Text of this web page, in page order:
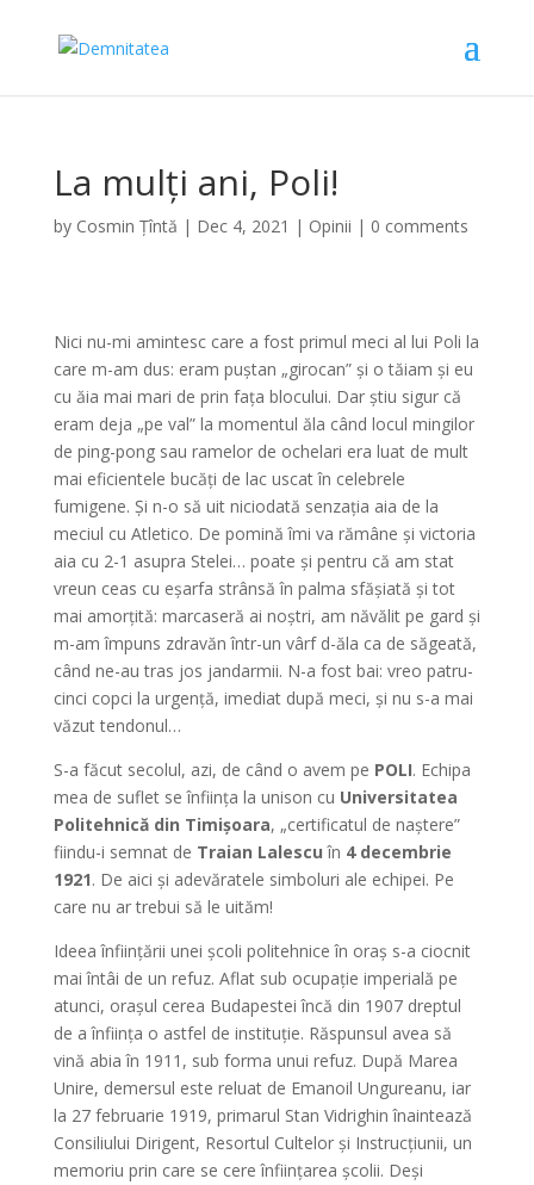
La mulți ani, Poli!
by Cosmin Țîntă | Dec 4, 2021 | Opinii | 0 comments
Nici nu-mi amintesc care a fost primul meci al lui Poli la
care m-am dus: eram puștan „girocan” și o tăiam și eu
cu ăia mai mari de prin fața blocului. Dar știu sigur că
eram deja „pe val” la momentul ăla când locul mingilor
de ping-pong sau ramelor de ochelari era luat de mult
mai eficientele bucăți de lac uscat în celebrele
fumigene. Și n-o să uit niciodată senzația aia de la
meciul cu Atletico. De pomină îmi va rămâne și victoria
aia cu 2-1 asupra Stelei… poate și pentru că am stat
vreun ceas cu eșarfa strânsă în palma sfășiată și tot
mai amorțită: marcaseră ai noștri, am năvălit pe gard și
m-am împuns zdravăn într-un vârf d-ăla ca de săgeată,
când ne-au tras jos jandarmii. N-a fost bai: vreo patru-
cinci copci la urgență, imediat după meci, și nu s-a mai
văzut tendonul…
S-a făcut secolul, azi, de când o avem pe POLI. Echipa
mea de suflet se înființa la unison cu Universitatea
Politehnică din Timișoara, „certificatul de naștere”
fiindu-i semnat de Traian Lalescu în 4 decembrie
1921. De aici și adevăratele simboluri ale echipei. Pe
care nu ar trebui să le uităm!
Ideea înființării unei școli politehnice în oraș s-a ciocnit
mai întâi de un refuz. Aflat sub ocupație imperială pe
atunci, orașul cerea Budapestei încă din 1907 dreptul
de a înființa o astfel de instituție. Răspunsul avea să
vină abia în 1911, sub forma unui refuz. După Marea
Unire, demersul este reluat de Emanoil Ungureanu, iar
la 27 februarie 1919, primarul Stan Vidrighin înaintează
Consiliului Dirigent, Resortul Cultelor și Instrucțiunii, un
memoriu prin care se cere înființarea școlii. Deși